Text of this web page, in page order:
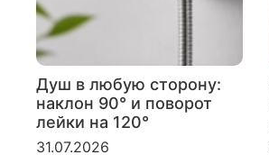
Душ в любую сторону:
наклон 90° и поворот
лейки на 120°
31.07.2026